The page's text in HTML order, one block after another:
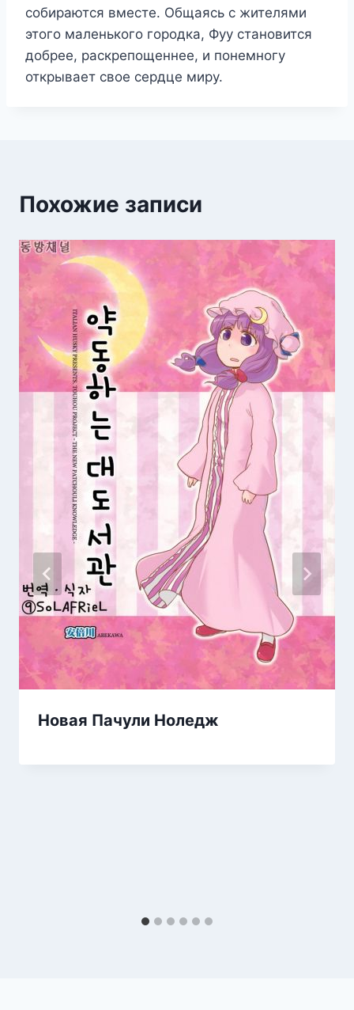
собираются вместе. Общаясь с жителями
этого маленького городка, Фуу становится
добрее, раскрепощеннее, и понемногу
открывает свое сердце миру.
Похожие записи
Новая Пачули Ноледж